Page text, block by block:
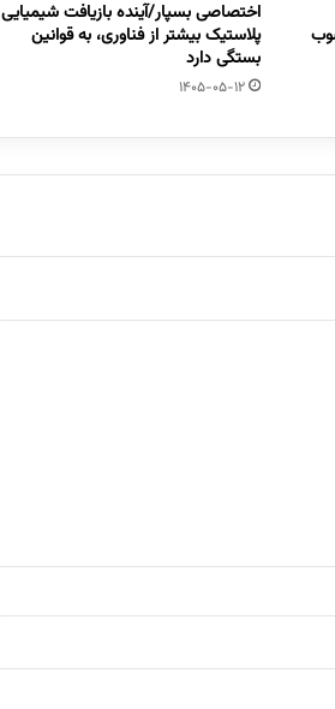
اختصاصی بسپار/آینده بازیافت شیمیایی
پلاستیک بیشتر از فناوری، به قوانین
بستگی دارد
1405-05-12